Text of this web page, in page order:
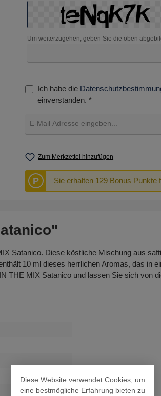
Um weiterzugehen, geben Sie die oben
Ich habe die
einverstanden. *
Zum Merkzettel hinzufügen
P Sie erhalten 129 Bonus Punkte
Satanico. Diese köstliche Mischung aus
10 ml dieses herrlichen Aromas, das in
THE MIX Satanico und lassen Sie sich von
Diese Website verwendet Cookies, um
eine bestmögliche Erfahrung bieten zu